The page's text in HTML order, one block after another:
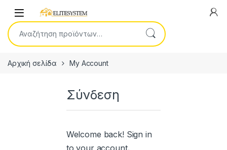
Open
Αναζήτηση για:
Αρχική σελίδα My Account
Σύνδεση
Welcome back! Sign in